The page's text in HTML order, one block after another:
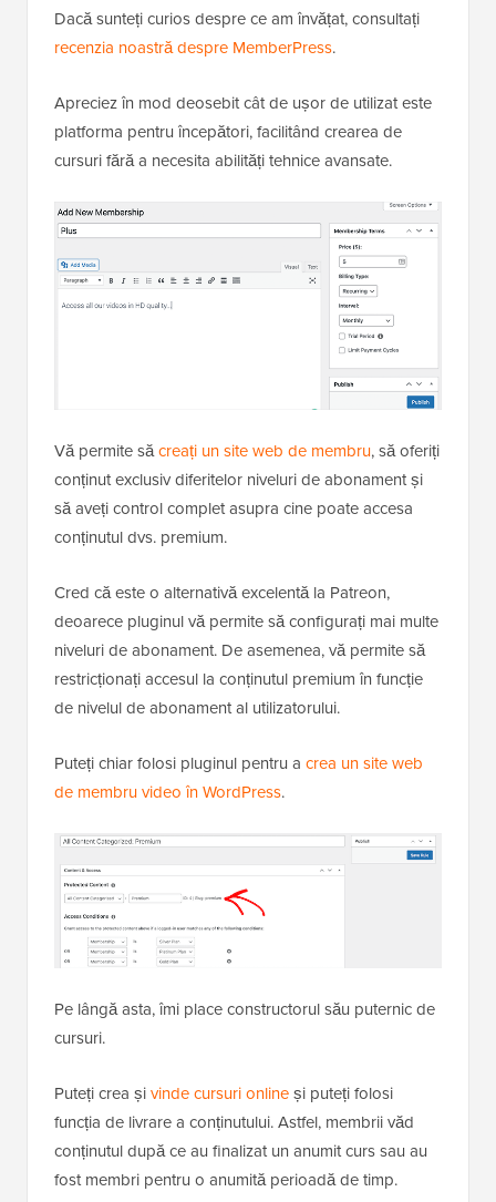
Dacă sunteți curios despre ce am învățat, consultați
recenzia noastră despre MemberPress.
Apreciez în mod deosebit cât de ușor de utilizat este
platforma pentru începători, facilitând crearea de
cursuri fără a necesita abilități tehnice avansate.
Vă permite săcreați un site web de membru, să oferiți
conținut exclusiv diferitelor niveluri de abonament și
să aveți control complet asupra cine poate accesa
conținutul dvs. premium.
Cred că este o alternativă excelentă la Patreon,
deoarece pluginul vă permite să configurați mai multe
niveluri de abonament. De asemenea, vă permite să
restricționați accesul la conținutul premium în funcție
de nivelul de abonament al utilizatorului.
Puteți chiar folosi pluginul pentru a crea un site web
de membru video în WordPress.
Pe lângă asta, îmi place constructorul său puternic de
cursuri.
Puteți crea șivinde cursuri onlineși puteți folosi
funcția de livrare a conținutului. Astfel, membrii văd
conținutul după ce au finalizat un anumit curs sau au
fost membri pentru o anumită perioadă de timp.